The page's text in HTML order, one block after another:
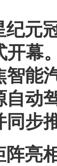
纪元
开幕
智能
自动
同步
阵亮